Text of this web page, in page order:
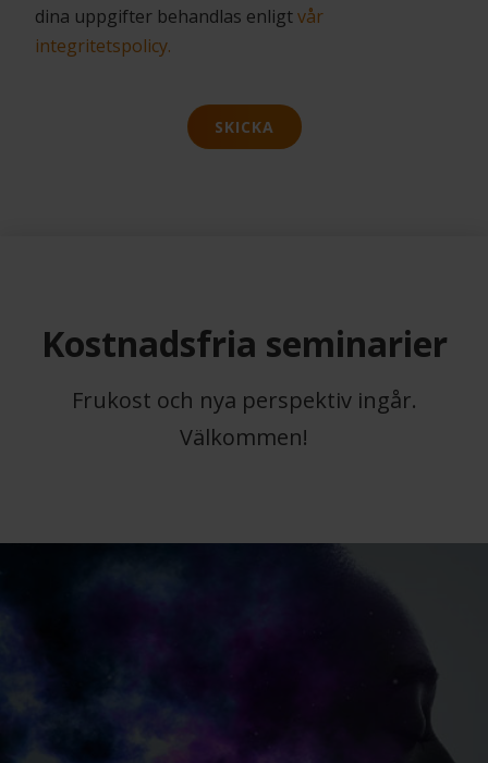
dina uppgifter behandlas enligtvår
integritetspolicy.
SKICKA
Kostnadsfria seminarier
Frukost och nya perspektiv ingår.
Välkommen!